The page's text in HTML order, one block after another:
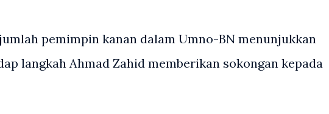
pemimpin kanan dalam Umno-BN menunjukkan
langkah Ahmad Zahid memberikan sokongan kepada